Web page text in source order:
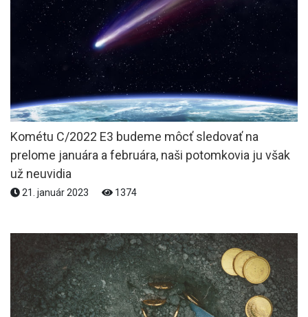
Kométu C/2022 E3 budeme môcť sledovať na
prelome januára a februára, naši potomkovia ju však
už neuvidia
21. január 2023 1374